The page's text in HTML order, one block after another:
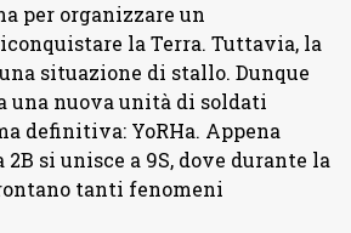
per organizzare un
la Terra. Tuttavia, la
situazione di stallo. Dunque
una nuova unità di soldati
definitiva: YoRHa. Appena
si unisce a 9S, dove durante la
tanti fenomeni